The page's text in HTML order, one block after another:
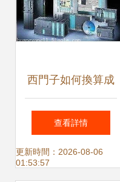
西門子如何換算成
期望的工程量值 北
京眾平科技股份的
查看詳情
更新時間：2026-08-06
01:53:57